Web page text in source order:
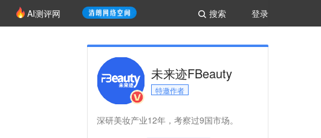
登录
搜索
AI测评网
未来迹FBeauty
特邀作者
深研美妆产业12年，考察过9国市场。